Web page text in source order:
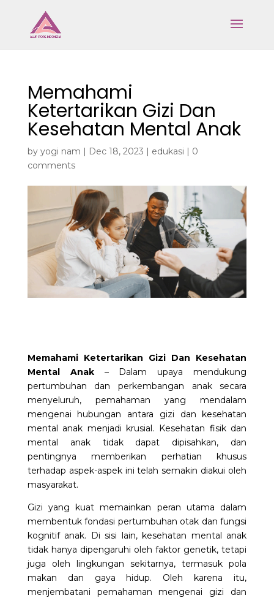
Memahami
Ketertarikan Gizi Dan
Kesehatan Mental Anak
by yogi nam | Dec 18, 2023 | edukasi | 0
comments
Memahami Ketertarikan Gizi Dan Kesehatan
Mental Anak – Dalam upaya mendukung
pertumbuhan dan perkembangan anak secara
menyeluruh, pemahaman yang mendalam
mengenai hubungan antara gizi dan kesehatan
mental anak menjadi krusial. Kesehatan fisik dan
mental anak tidak dapat dipisahkan, dan
pentingnya memberikan perhatian khusus
terhadap aspek-aspek ini telah semakin diakui oleh
masyarakat.
Gizi yang kuat memainkan peran utama dalam
membentuk fondasi pertumbuhan otak dan fungsi
kognitif anak. Di sisi lain, kesehatan mental anak
tidak hanya dipengaruhi oleh faktor genetik, tetapi
juga oleh lingkungan sekitarnya, termasuk pola
makan dan gaya hidup. Oleh karena itu,
menjembatani pemahaman mengenai gizi dan